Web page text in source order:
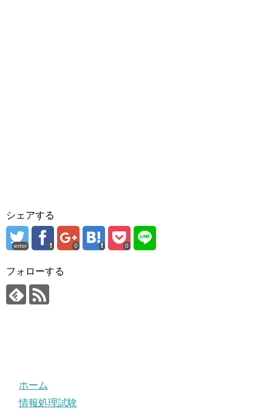
シェアする
error 0 0
フォローする
ホーム
情報処理試験